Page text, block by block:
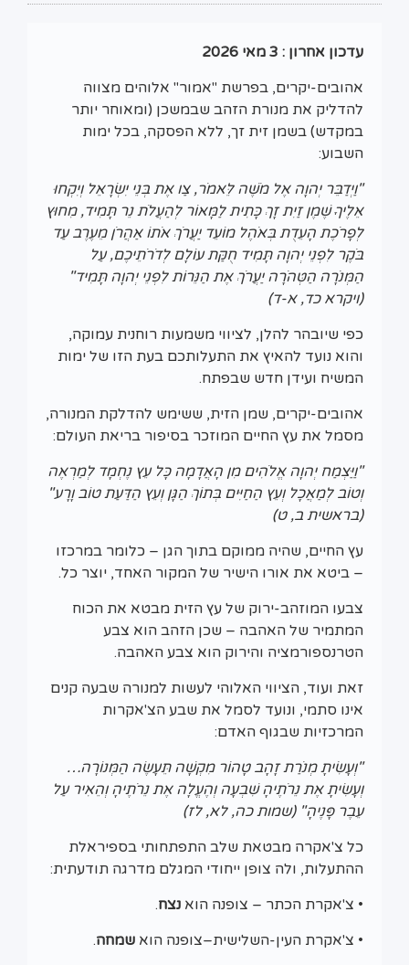
עדכון אחרון : 3 מאי 2026
אהובים-יקרים, בפרשת "אמור" אלוהים מצווה
להדליק את מנורת הזהב שבמשכן (ומאוחר יותר
במקדש) בשמן זית זך, ללא הפסקה, בכל ימות
השבוע:
"וַיְדַבֵּר יְהוָה אֶל מֹשֶׁה לֵּאמֹר, צַו אֶת בְּנֵי יִשְׂרָאֵל וְיִקְחוּ
אֵלֶיךָ שֶׁמֶן זַיִת זָךְ כָּתִית לַמָּאוֹר לְהַעֲלֹת נֵר תָּמִיד, מִחוּץ
לְפָרֹכֶת הָעֵדֻת בְּאֹהֶל מוֹעֵד יַעֲרֹךְ אֹתוֹ אַהֲרֹן מֵעֶרֶב עַד
בֹּקֶר לִפְנֵי יְהוָה תָּמִיד חֻקַּת עוֹלָם לְדֹרֹתֵיכֶם, עַל
הַמְּנֹרָה הַטְּהֹרָה יַעֲרֹךְ אֶת הַנֵּרוֹת לִפְנֵי יְהוָה תָּמִיד"
(ויקרא כד, א-ד)
כפי שיובהר להלן, לציווי משמעות רוחנית עמוקה,
והוא נועד להאיץ את התעלותכם בעת הזו של ימות
המשיח ועידן חדש שבפתח.
אהובים-יקרים, שמן הזית, ששימש להדלקת המנורה,
מסמל את עץ החיים המוזכר בסיפור בריאת העולם:
"וַיַּצְמַח יְהוָה אֱלֹהִים מִן הָאֲדָמָה כָּל עֵץ נֶחְמָד לְמַרְאֶה
וְטוֹב לְמַאֲכָל וְעֵץ הַחַיִּים בְּתוֹךְ הַגָּן וְעֵץ הַדַּעַת טוֹב וָרָע"
(בראשית ב, ט)
עץ החיים, שהיה ממוקם בתוך הגן – כלומר במרכזו
– ביטא את אורו הישיר של המקור האחד, יוצר כל.
צבעו המוזהב-ירוק של עץ הזית מבטא את הכוח
המתמיר של האהבה – שכן הזהב הוא צבע
הטרנספורמציה והירוק הוא צבע האהבה.
זאת ועוד, הציווי האלוהי לעשות למנורה שבעה קנים
אינו סתמי, ונועד לסמל את שבע הצ'אקרות
המרכזיות שבגוף האדם:
"וְעָשִׂיתָ מְנֹרַת זָהָב טָהוֹר מִקְשָׁה תֵּעָשֶׂה הַמְּנוֹרָה…
וְעָשִׂיתָ אֶת נֵרֹתֶיהָ שִׁבְעָה וְהֶעֱלָה אֶת נֵרֹתֶיהָ וְהֵאִיר עַל
עֵבֶר פָּנֶיהָ" (שמות כה, לא, לז)
כל צ'אקרה מבטאת שלב התפתחותי בספיראלת
ההתעלות, ולה צופן ייחודי המגלם מדרגה תודעתית:
• צ'אקרת הכתר – צופנה הוא נצח.
• צ'אקרת העין-השלישית–צופנה הוא שמחה.